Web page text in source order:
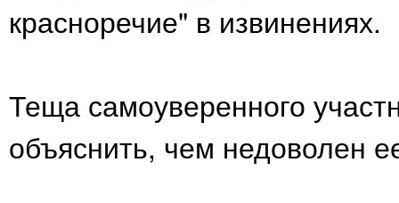
красноречие" в извинениях.
Теща самоуверенного
объяснить, чем недоволен